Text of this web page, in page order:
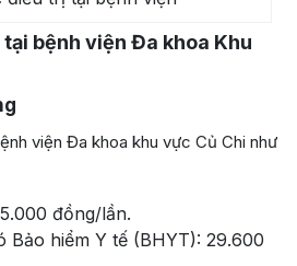
bệnh viện Đa khoa Khu
viện Đa khoa khu vực Củ Chi như
đồng/lần.
Bảo hiểm Y tế (BHYT): 29.600